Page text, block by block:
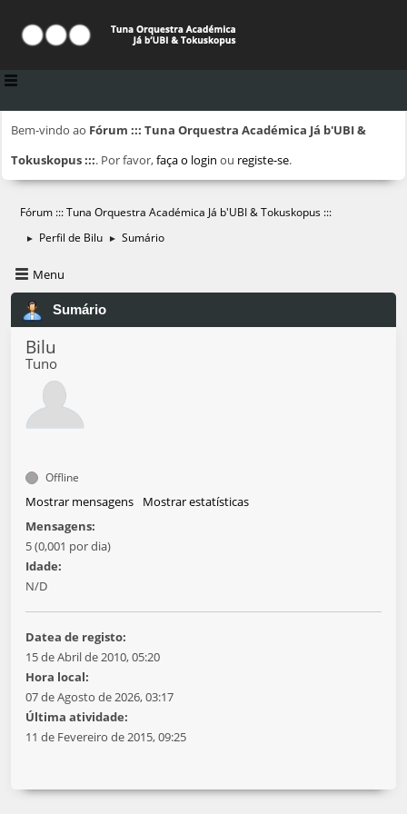
Bem-vindo ao Fórum ::: Tuna Orquestra Académica Já b'UBI &
Tokuskopus :::. Por favor,faça o login ou registe-se.
Fórum ::: Tuna Orquestra Académica Já b'UBI & Tokuskopus :::
► Perfil de Bilu ► Sumário
Menu
Sumário
Bilu
Tuno
Offline
Mostrar mensagens
Mostrar estatísticas
Mensagens:
5 (0,001 por dia)
Idade:
N/D
Datea de registo:
15 de Abril de 2010, 05:20
Hora local:
07 de Agosto de 2026, 03:17
Última atividade:
11 de Fevereiro de 2015, 09:25